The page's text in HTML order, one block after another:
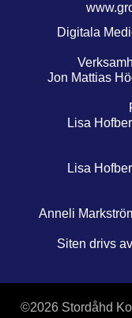
Digitala
Jon Mattias
Lisa
Lisa
Anneli
Siten drivs
©2026 Stordåhd